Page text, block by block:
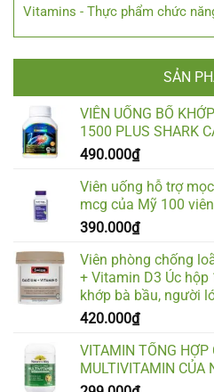
Vitamins - Thực phẩm chức
SẢN
VIÊN UỐNG BỔ
1500 PLUS SHARK
490.000₫
Viên uống hỗ trợ
mcg của Mỹ 100 viên
390.000₫
Viên phòng chống
+ Vitamin D3 Úc hộp
khớp bà bầu, người
420.000₫
VITAMIN TỔNG HỢP
MULTIVITAMIN CỦA